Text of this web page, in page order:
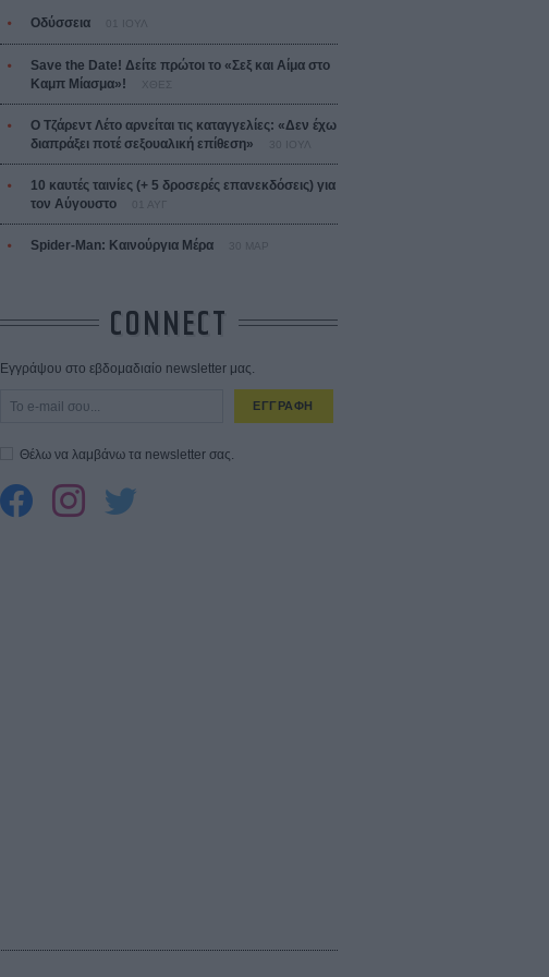
Οδύσσεια
Save the Date! Δείτε πρώτοι το «Σεξ και Αίμα στο
Καμπ Μίασμα»!
ΧΘΕΣ
Ο Τζάρεντ Λέτο αρνείται τις καταγγελίες: «Δεν έχω
διαπράξει ποτέ σεξουαλική επίθεση»
10 καυτές ταινίες (+ 5 δροσερές επανεκδόσεις) για
τον Αύγουστο
Spider-Man: Καινούργια Μέρα 30 ΜΑΡ
CONNECT
Εγγράψου στο εβδομαδιαίο newsletter μας.
ΕΓΓΡΑΦΗ
Θέλω να λαμβάνω τα newsletter σας.